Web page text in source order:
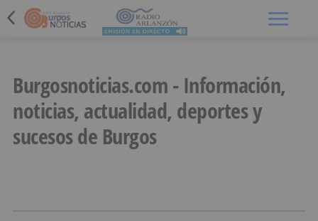
Burgosnoticias.com - Información,
noticias, actualidad, deportes y
sucesos de Burgos